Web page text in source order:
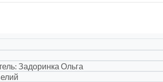
Задоринка Ольга